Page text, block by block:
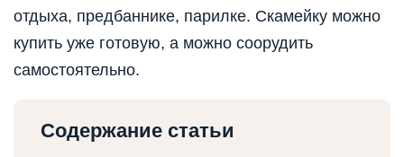
отдыха, предбаннике, парилке. Скамейку можно
купить уже готовую, а можно соорудить
самостоятельно.
Содержание статьи